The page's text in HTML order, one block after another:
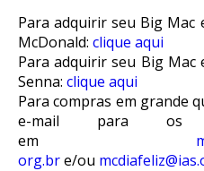
Para adquirir seu Big
McDonald: clique aqui
Para adquirir seu Big
Senna: clique aqui
Para compras em grande
e-mail para os
em
org.bre/ou